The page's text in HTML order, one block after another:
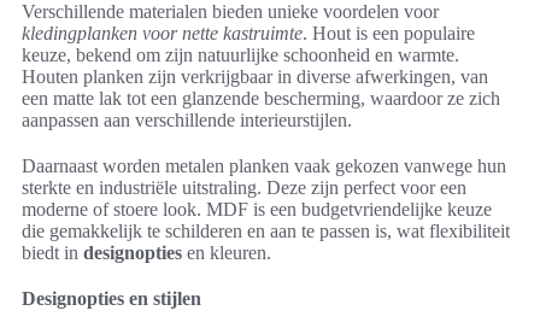
Verschillende materialen bieden unieke voordelen voor
kledingplanken voor nette kastruimte. Hout is een populaire
keuze, bekend om zijn natuurlijke schoonheid en warmte.
Houten planken zijn verkrijgbaar in diverse afwerkingen, van
een matte lak tot een glanzende bescherming, waardoor ze zich
aanpassen aan verschillende interieurstijlen.
Daarnaast worden metalen planken vaak gekozen vanwege hun
sterkte en industriële uitstraling. Deze zijn perfect voor een
moderne of stoere look. MDF is een budgetvriendelijke keuze
die gemakkelijk te schilderen en aan te passen is, wat flexibiliteit
biedt in designopties en kleuren.
Designopties en stijlen